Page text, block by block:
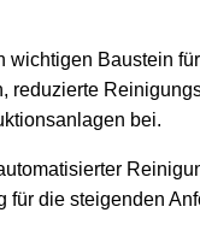
Baustein
reduzierte
bei.
die steigenden